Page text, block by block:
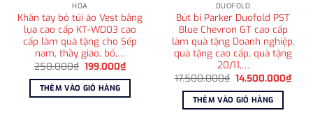
HỎA
Khăn tay bỏ túi áo Vest bằng
lụa cao cấp KT-WD03 cao
cấp làm quà tặng cho Sếp
nam, thầy giáo, bố,…
250.000₫ Giá
là:
250.000₫.
199.000₫Giá
hiện
tại
199.000₫.
THÊM VÀO GIỎ HÀNG
DUOFOLD
Bút bi Parker Duofold PST
Blue Chevron GT cao cấp
làm quà tặng Doanh nghiệp,
quà tặng cao cấp, quà tặng
20/11,…
17.500.000₫ Giá
là:
17.500.000₫.
14.500.000₫Giá
hiện
THÊM VÀO GIỎ HÀNG